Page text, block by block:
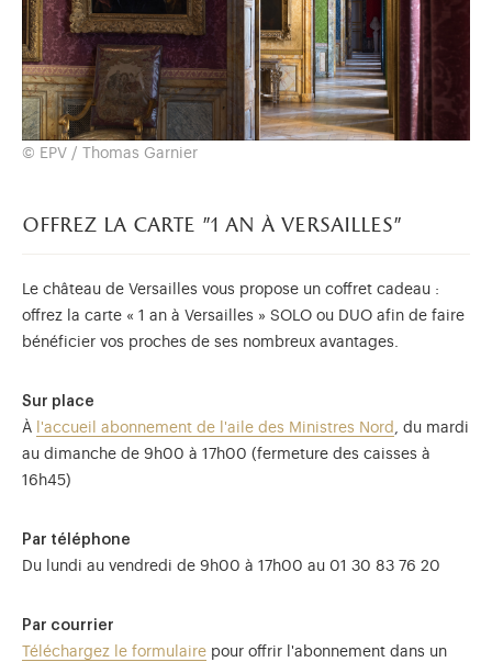
© EPV / Thomas Garnier
offrez la carte "1 an à versailles"
Le château de Versailles vous propose un coffret cadeau :
offrez la carte « 1 an à Versailles » SOLO ou DUO afin de faire
bénéficier vos proches de ses nombreux avantages.
Sur place
À
l'accueil abonnement de l'aile des Ministres Nord , du mardi
au dimanche de 9h00 à 17h00 (fermeture des caisses à
16h45)
Par téléphone
Du lundi au vendredi de 9h00 à 17h00 au 01 30 83 76 20
Par courrier
Téléchargez le formulaire pour offrir l'abonnement dans un